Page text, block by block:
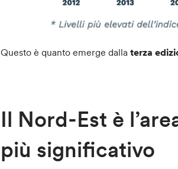
Questo è quanto emerge dallaterza
Il Nord-Est è
più significativo